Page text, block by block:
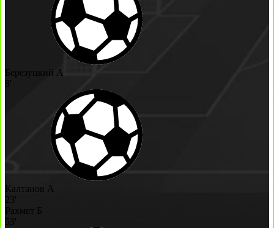
Березуцкий А
8'
Калтанов А
23'
Рахмет Б
53'